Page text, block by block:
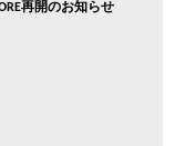
再開のお知らせ